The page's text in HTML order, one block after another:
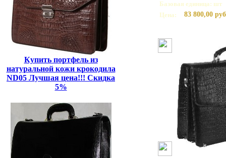
Купить портфель из
натуральной кожи крокодила
ND05 Лучшая цена!!! Скидка
5%
Базовая единица: шт
Цена:
83 800,00